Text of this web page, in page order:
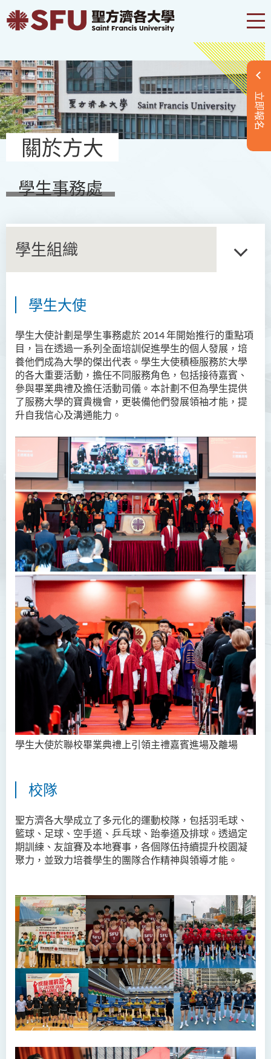
立即報名
關於方大
學生事務處
學生組織
學生大使
學生大使計劃是學生事務處於 2014 年開始推行的重點項
目，旨在透過一系列全面培訓促進學生的個人發展，培
養他們成為大學的傑出代表。學生大使積極服務於大學
的各大重要活動，擔任不同服務角色，包括接待嘉賓、
參與畢業典禮及擔任活動司儀。本計劃不但為學生提供
了服務大學的寶貴機會，更裝備他們發展領袖才能，提
升自我信心及溝通能力。
學生大使於聯校畢業典禮上引領主禮嘉賓進場及離場
校隊
聖方濟各大學成立了多元化的運動校隊，包括羽毛球、
籃球、足球、空手道、乒乓球、跆拳道及排球。透過定
期訓練、友誼賽及本地賽事，各個隊伍持續提升校園凝
聚力，並致力培養學生的團隊合作精神與領導才能。
宗旨
服務
獎學金
助學金及經濟援助
就業機會
學生活動
相簿
學生組織
勵學堂 - 簡介
非本地學生支援